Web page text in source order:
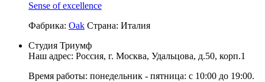
Sense of excellence
Фабрика: Oak Страна: Италия
Студия Триумф
Наш адрес: Россия, г. Москва, Удальцова, д.50, корп.1
Время работы: понедельник - пятница: с 10:00 до 19:00.